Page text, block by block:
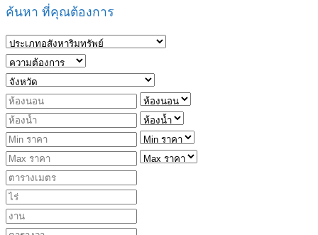
ค้นหา ที่คุณต้องการ